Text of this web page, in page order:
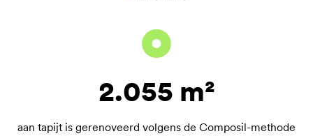
2.055 m²
aan tapijt is gerenoveerd volgens de Composil-methode